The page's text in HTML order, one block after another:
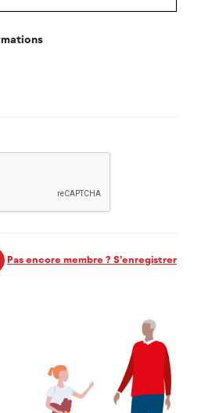
Pas encore membre ? S’enregistrer